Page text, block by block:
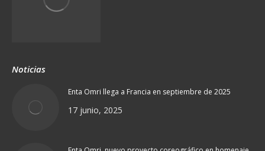
Noticias
Enta Omri llega a Francia en septiembre de 2025
17 junio, 2025